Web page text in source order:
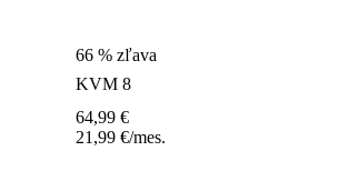
66 % zľava
KVM 8
64,99 €
21,99 €/mes.